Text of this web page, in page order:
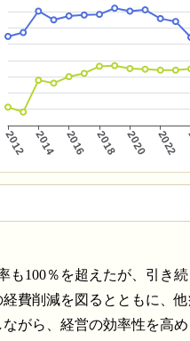
も100％を超えたが、引き
費削減を図るとともに、
がら、経営の効率性を高